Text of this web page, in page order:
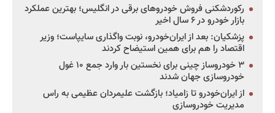
رکوردشکنی فروش خودروهای برقی در انگلیس؛ بهترین عملکرد
بازار خودرو در ۶ سال اخیر
پزشکیان: بعد از ایران‌خودرو، نوبت واگذاری سایپاست؛ وزیر
اقتصاد را هم برای همین استیضاح کردند
۳ خودروساز چینی برای نخستین بار وارد جمع ۱۰ غول
خودروسازی جهان شدند
از ایران‌خودرو تا زامیاد؛ بازگشت علیمردان عظیمی به راس
مدیریت خودروسازی